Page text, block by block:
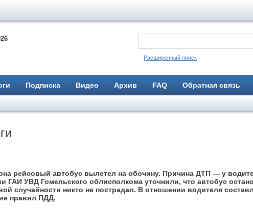
Расширенный поиск
Подписка Видео Архив FAQ Обратная связь
рейсовый автобус вылетел на обочину. Причина ДТП — у
ГАИ УВД Гомельского облисполкома уточнили, что автобус
случайности никто не пострадал. В отношении водителя
правил ПДД.